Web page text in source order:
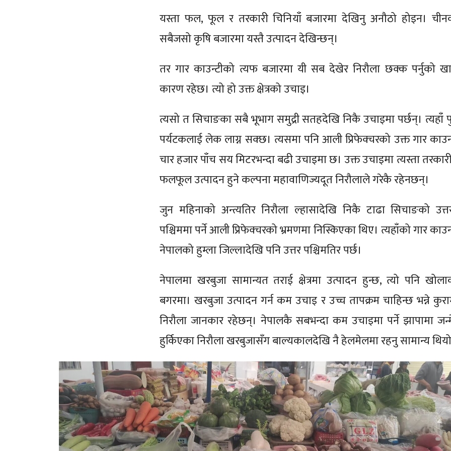
यस्ता फल, फूल र तरकारी चिनियाँ बजारमा देखिनु अनौठो होइन।
सबैजसो कृषि बजारमा यस्तै उत्पादन देखिन्छन्।
तर गार काउन्टीको त्यफ बजारमा यी सब देखेर निरौला छक्क पर्नुको
कारण रहेछ। त्यो हो उक्त क्षेत्रको उचाइ।
त्यसो त सिचाङका सबै भूभाग समुद्री सतहदेखि निकै उचाइमा पर्छन्। त्यहाँ
पर्यटकलाई लेक लाग्न सक्छ। त्यसमा पनि आली प्रिफेक्चरको उक्त गार
चार हजार पाँच सय मिटरभन्दा बढी उचाइमा छ। उक्त उचाइमा त्यस्ता
फलफूल उत्पादन हुने कल्पना महावाणिज्यदूत निरौलाले गरेकै रहेनछन्।
जुन महिनाको अन्त्यतिर निरौला ल्हासादेखि निकै टाढा सिचाङको
पश्चिममा पर्ने आली प्रिफेक्चरको भ्रमणमा निस्किएका थिए। त्यहाँको गार
नेपालको हुम्ला जिल्लादेखि पनि उत्तर पश्चिमतिर पर्छ।
नेपालमा खरबुजा सामान्यत तराई क्षेत्रमा उत्पादन हुन्छ, त्यो पनि
बगरमा। खरबुजा उत्पादन गर्न कम उचाइ र उच्च तापक्रम चाहिन्छ भन्ने
निरौला जानकार रहेछन्। नेपालकै सबभन्दा कम उचाइमा पर्ने झापामा
हुर्किएका निरौला खरबुजासँग बाल्यकालदेखि नै हेलमेलमा रहनु सामान्य